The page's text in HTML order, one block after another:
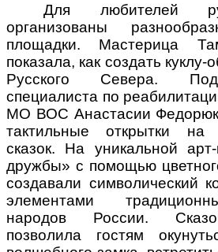
Для любителей
организованы
площадки. Мастерица
показала, как создать куклу-
Русского Севера. Под
специалиста по
МО ВОС Анастасии Федорюк
тактильные открытки на
сказок. На уникальной
дружбы» с помощью
создавали символический
элементами
народов России.
позволила гостям